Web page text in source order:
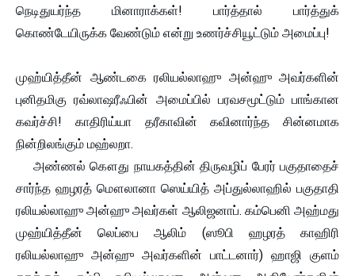
நெடிதுயர்ந்த மினாராக்கள்! பார்த்தால் பார்த்துக்
கொண்டேயிருக்க வேண்டும் என்று உணர்ச்சியூட்டும் அமைப்பு!
முஹ்யித்தீன் ஆண்டகை ரலியல்லாஹு அன்ஹு அவர்களின்
புனிதமிகு ரவ்லாஷரீஃபின் அமைப்பில் பரவசமூட்டும் பாங்கான
கவர்ச்சி! காதிரிய்யா தரீகாவின் கவினார்ந்த சின்னமாக
நின்றிலங்கும் மஹ்லறா.
அண்ணல் கௌது நாயகத்தின் திருவழிப் பேரர் பகுதாதைச்
சார்ந்த ஹழரத் மௌலானா ஸெய்யித் அப்துல்லாஹில் பகுதாதி
ரலியல்லாஹு அன்ஹு அவர்கள் ஆலிஜனாப். கம்பெனி அஹ்மது
முஹ்யித்தீன் லெப்பை ஆலிம் (ஸூபி ஹழரத் காஹிரி
ரலியல்லாஹு அன்ஹு அவர்களின் பாட்டனார்) ஹாஜி குளம்